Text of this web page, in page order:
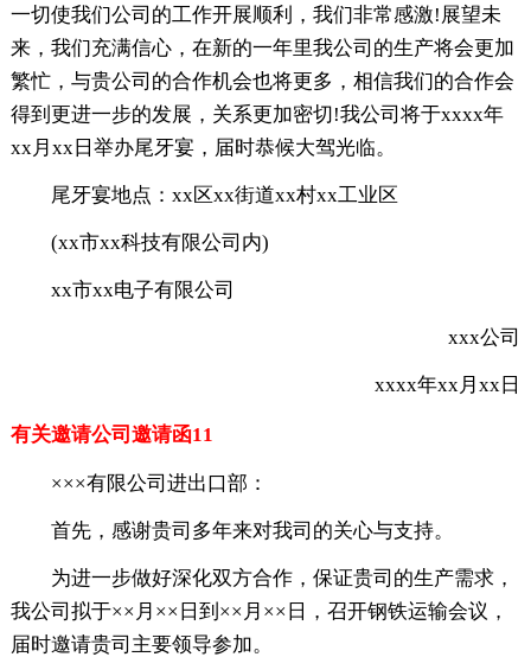
一切使我们公司的工作开展顺利，我们非常感激!展望未
来，我们充满信心，在新的一年里我公司的生产将会更加
繁忙，与贵公司的合作机会也将更多，相信我们的合作会
得到更进一步的发展，关系更加密切!我公司将于xxxx年
xx月xx日举办尾牙宴，届时恭候大驾光临。
尾牙宴地点：xx区xx街道xx村xx工业区
(xx市xx科技有限公司内)
xx市xx电子有限公司
xxx公司
xxxx年xx月xx日
有关邀请公司邀请函11
×××有限公司进出口部：
首先，感谢贵司多年来对我司的关心与支持。
为进一步做好深化双方合作，保证贵司的生产需求，
我公司拟于××月××日到××月××日，召开钢铁运输会议，
届时邀请贵司主要领导参加。